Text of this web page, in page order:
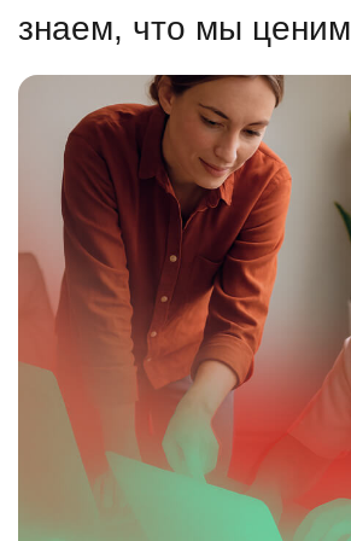
знаем, что мы ценим